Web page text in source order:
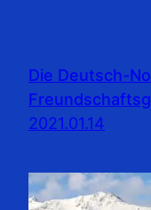
Die Deutsch-
2021.01.14